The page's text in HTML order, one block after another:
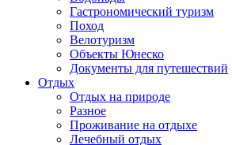
Гастрономический туризм
Поход
Велотуризм
Объекты Юнеско
Документы для путешествий
Отдых
Отдых на природе
Разное
Проживание на отдыхе
Лечебный отдых